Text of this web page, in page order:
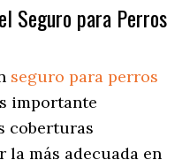
Seguro para Perros
seguro para perros
importante
coberturas
la más adecuada en